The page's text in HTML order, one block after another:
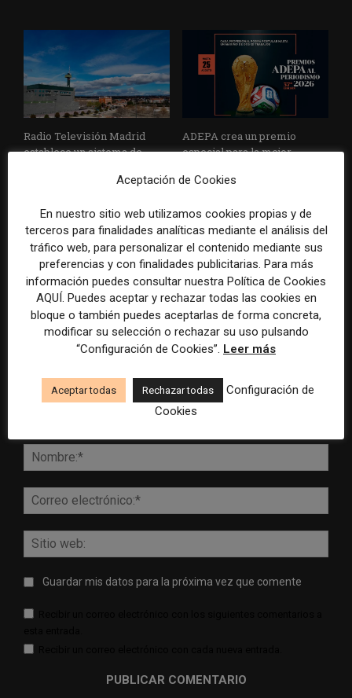
Radio Televisión Madrid
establece un sistema de
inteligencia artificial
ADEPA crea un premio
especial para la mejor
Mundial 2026
DEJA UNA RESPUESTA
Guardar mis datos para la próxima vez que comente
Aceptación de Cookies
En nuestro sitio web utilizamos cookies propias y de
terceros para finalidades analíticas mediante el análisis del
tráfico web, para personalizar el contenido mediante sus
preferencias y con finalidades publicitarias. Para más
información puedes consultar nuestra Política de Cookies
AQUÍ. Puedes aceptar y rechazar todas las cookies en
bloque o también puedes aceptarlas de forma concreta,
modificar su selección o rechazar su uso pulsando
“Configuración de Cookies”. Leer más
Aceptar todas Rechazar todas
Configuración de
Cookies